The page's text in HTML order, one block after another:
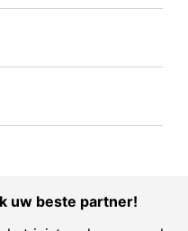
uw beste partner!